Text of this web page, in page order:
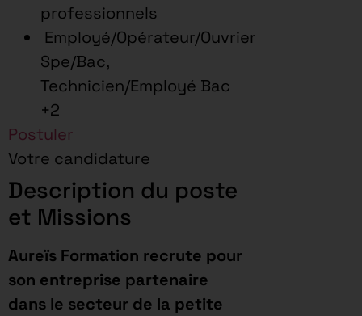
professionnels
Employé/Opérateur/Ouvrier
Spe/Bac,
Technicien/Employé Bac
+2
Postuler
Votre candidature
Description du poste
et Missions
Aureïs Formation recrute pour
son entreprise partenaire
dans le secteur de la petite